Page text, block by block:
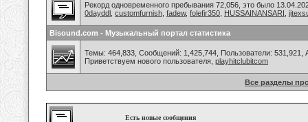
Рекорд одновременного пребывания 72,056, это было
0dayddl customfurnish fadew, folefir350 HUSSAINANSARI
Bisound.com - Музыкальный портал статистика
Темы: 464,833, Сообщений: 1,425,744, Пользователи: 531,921,
Приветствуем нового пользователя, playhitclubitcom
Все разделы
Есть новые сообщения